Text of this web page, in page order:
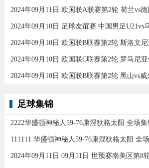
2024年09月11日 欧国联A联赛第2轮 荷兰vs
2024年09月10日 欧国联C联赛第2轮 罗马尼
2024年09月10日 欧国联B联赛第2轮 黑山vs
足球集锦
2222华盛顿神秘人59-76康涅狄格太阳 全场集
111111 华盛顿神秘人59-76康涅狄格太阳 全
2024年09月11日 09月11日 世预赛南美区第8